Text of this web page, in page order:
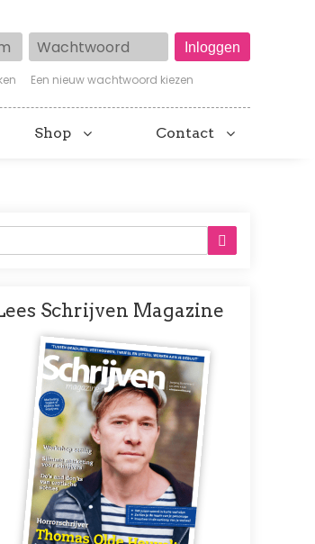
Wachtwoord
Een nieuw wachtwoord kiezen
Shop Contact
Schrijven Magazine
Afbeelding